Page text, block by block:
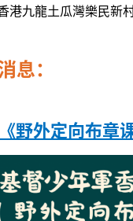
港九龍土瓜灣樂民新
息：
野外定向布章